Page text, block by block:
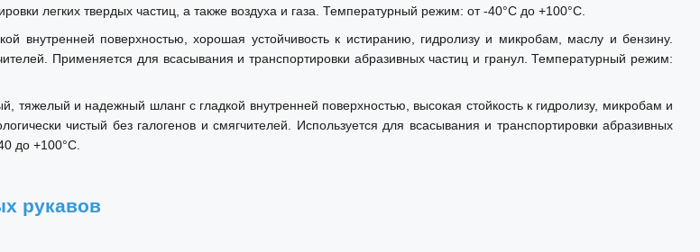
легких твердых частиц, а также воздуха и газа. Температурный режим: от -40°C до +100°C.
внутренней поверхностью, хорошая устойчивость к истиранию, гидролизу и микробам, маслу и бензину.
Применяется для всасывания и транспортировки абразивных частиц и гранул. Температурный режим:
тяжелый и надежный шланг с гладкой внутренней поверхностью, высокая стойкость к гидролизу, микробам и
чистый без галогенов и смягчителей. Используется для всасывания и транспортировки абразивных
до +100°C.
рукавов